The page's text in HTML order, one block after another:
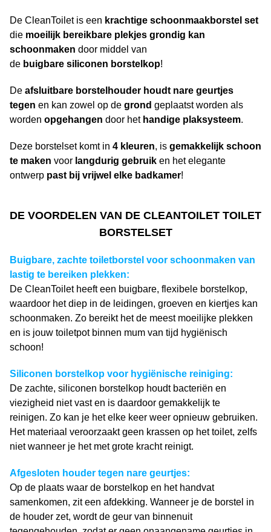
De CleanToilet is een krachtige schoonmaakborstel set
die moeilijk bereikbare plekjes grondig kan
schoonmaken door middel van
de buigbare siliconen borstelkop!
De afsluitbare borstelhouder houdt nare geurtjes
tegen en kan zowel op de grond geplaatst worden als
worden opgehangen door het handige plaksysteem.
Deze borstelset komt in 4 kleuren, is gemakkelijk schoon
te maken voor langdurig gebruik en het elegante
ontwerp past bij vrijwel elke badkamer!
DE VOORDELEN VAN DE CLEANTOILET TOILET
BORSTELSET
Buigbare, zachte toiletborstel voor schoonmaken van
lastig te bereiken plekken:
De CleanToilet heeft een buigbare, flexibele borstelkop,
waardoor het diep in de leidingen, groeven en kiertjes kan
schoonmaken. Zo bereikt het de meest moeilijke plekken
en is jouw toiletpot binnen mum van tijd hygiënisch
schoon!
Siliconen borstelkop voor hygiënische reiniging:
De zachte, siliconen borstelkop houdt bacteriën en
viezigheid niet vast en is daardoor gemakkelijk te
reinigen. Zo kan je het elke keer weer opnieuw gebruiken.
Het materiaal veroorzaakt geen krassen op het toilet, zelfs
niet wanneer je het met grote kracht reinigt.
Afgesloten houder tegen nare geurtjes:
Op de plaats waar de borstelkop en het handvat
samenkomen, zit een afdekking. Wanneer je de borstel in
de houder zet, wordt de geur van binnenuit